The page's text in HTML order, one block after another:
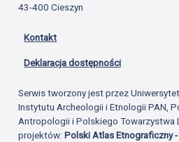
43-400 Cieszyn
Kontakt
Deklaracja dostępności
Serwis tworzony jest przez
Instytutu Archeologii i Etnologii PAN,
Antropologii i Polskiego Towarzystwa
projektów:Polski Atlas Etnograficzny